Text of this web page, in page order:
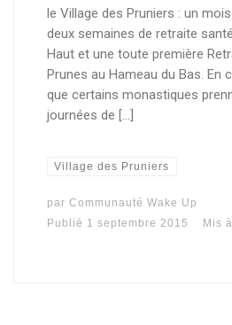
le Village des Pruniers : un
deux semaines de retraite
Haut et une toute première
Prunes au Hameau du Bas. En
que certains monastiques
journées de […]
Village des Pruniers
par Communauté Wake Up
Publié 1 septembre 2015 Mis